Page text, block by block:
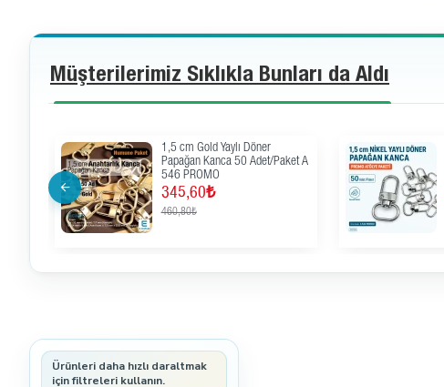
Müşterilerimiz Sıklıkla Bunları da Aldı
1,5 cm Gold Yaylı Döner
Papağan Kanca 50 Adet/Paket A
546 PROMO
345,60₺
460,80₺